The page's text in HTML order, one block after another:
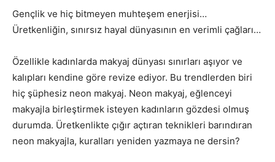
Gençlik ve hiç bitmeyen muhteşem enerjisi…
Üretkenliğin, sınırsız hayal dünyasının en verimli çağları…
Özellikle kadınlarda makyaj dünyası sınırları aşıyor ve
kalıpları kendine göre revize ediyor. Bu trendlerden biri
hiç şüphesiz neon makyaj. Neon makyaj, eğlenceyi
makyajla birleştirmek isteyen kadınların gözdesi olmuş
durumda. Üretkenlikte çığır açtıran teknikleri barındıran
neon makyajla, kuralları yeniden yazmaya ne dersin?